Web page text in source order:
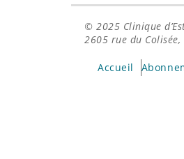
© 2025 Clinique
2605 rue du
Accueil